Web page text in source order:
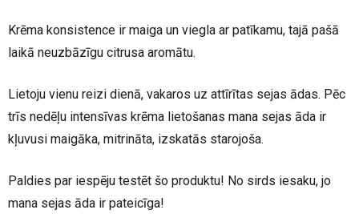
Krēma konsistence ir maiga un viegla ar patīkamu, tajā pašā
laikā neuzbāzīgu citrusa aromātu.
Lietoju vienu reizi dienā, vakaros uz attīrītas sejas ādas. Pēc
trīs nedēļu intensīvas krēma lietošanas mana sejas āda ir
kļuvusi maigāka, mitrināta, izskatās starojoša.
Paldies par iespēju testēt šo produktu! No sirds iesaku, jo
mana sejas āda ir pateicīga!